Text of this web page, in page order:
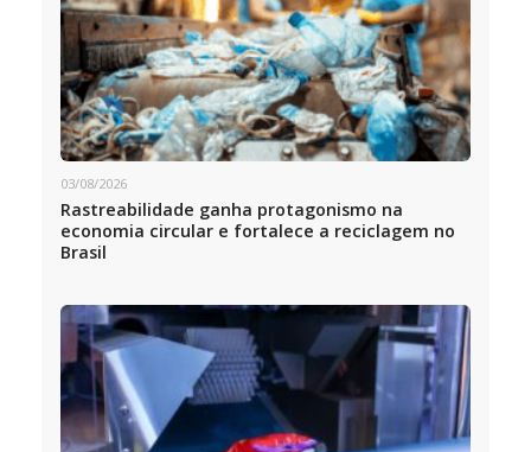
03/08/2026
Rastreabilidade ganha protagonismo na
economia circular e fortalece a reciclagem no
Brasil